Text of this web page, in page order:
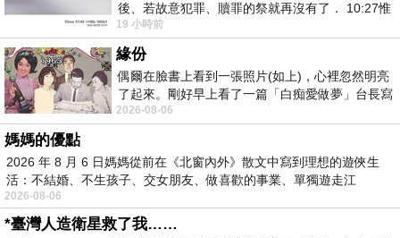
面膜的材質是選用珪藻土織入布膜中，
珪藻土氣墊面膜，貼合在肌膚上相當舒適，
氣墊豐潤感不但透氣性佳，延展性更好，
Q彈細緻的材質，如氣墊般服貼並緊密貼合於肌膚上，
服貼度與舒適度滿分，氣墊面膜的六角蜂巢設計很特別，
後、若故意犯罪、贖罪的祭就再沒有了． 10:27惟
有戰懼等候審判和那燒滅眾敵人的烈火
19 小時前
緣份
偶爾在臉書上看到一張照片(如上)，心裡忽然明亮
了起來。剛好早上看了一篇「白痴愛做夢」台長寫
的貼文，在回顧年輕時瘋狂愛上
2026-08-06
媽媽的優點
2026 年 8 月 6 日媽媽從前在《北窗內外》散文中寫到理想的遊俠生
活：不結婚、不生孩子、交女朋友、做喜歡的事業、單獨遊走江
湖⋯⋯，
2026-08-06
*臺灣人造衛星救了我……